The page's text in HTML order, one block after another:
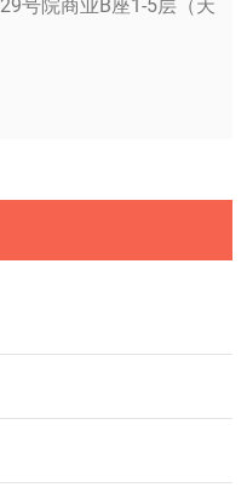
号院商业B座1-5层（天